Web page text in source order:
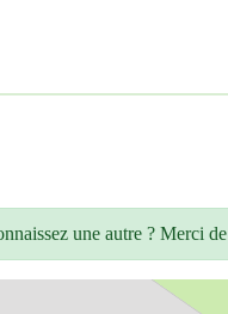
une autre ? Merci de